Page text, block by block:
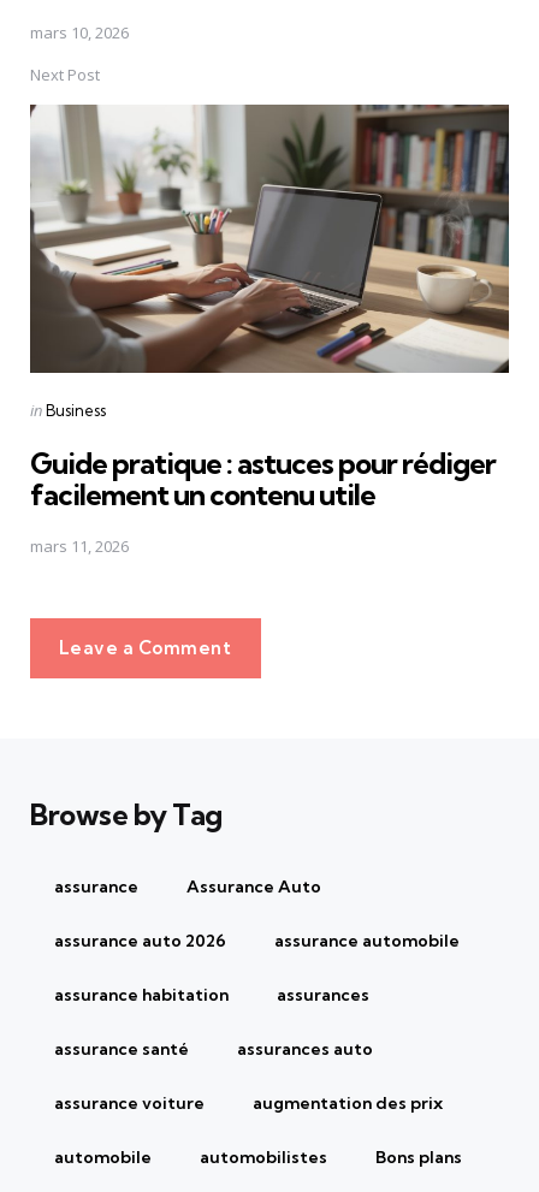
mars 10, 2026
Next Post
Posted
inBusiness
Guide pratique : astuces pour rédiger
facilement un contenu utile
mars 11, 2026
Leave a Comment
Browse by Tag
assurance Assurance Auto
assurance auto 2026 assurance automobile
assurance habitation assurances
assurance santé assurances auto
assurance voiture augmentation des prix
automobile automobilistes Bons plans